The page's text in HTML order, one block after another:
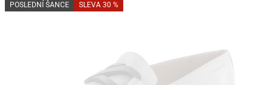
POSLEDNÍ ŠANCE SLEVA 30 %